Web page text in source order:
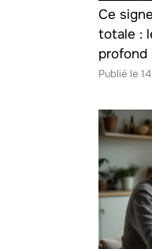
Ce
totale :
profond